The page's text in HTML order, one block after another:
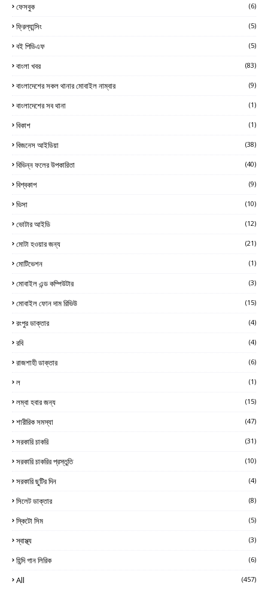
ফেসবুক (6)
ফ্রিল্যান্সিং (5)
বই পিডিএফ (5)
বাংলা খবর (83)
বাংলাদেশের সকল থানার মোবাইল নাম্বার (9)
বাংলাদেশের সব থানা (1)
বিকাশ (1)
বিজনেস আইডিয়া (38)
বিভিন্ন ফলের উপকারিতা (40)
বিশ্বকাপ (9)
ভিসা (10)
ভোটার আইডি (12)
মোটা হওয়ার জন্য (21)
মোটিভেশন (1)
মোবাইল এন্ড কম্পিউটার (3)
মোবাইল ফোন দাম রিভিউ (15)
রংপুর ডাক্তার (4)
রবি (4)
রাজশাহী ডাক্তার (6)
ল (1)
লম্বা হবার জন্য (15)
শারীরিক সমস্যা (47)
সরকারি চাকরি (31)
সরকারি চাকরির প্রস্তুতি (10)
সরকারি ছুটির দিন (4)
সিলেট ডাক্তার (8)
স্কিটো সিম (5)
স্বাস্থ্য (3)
হিন্দি গান লিরিক (6)
All (457)